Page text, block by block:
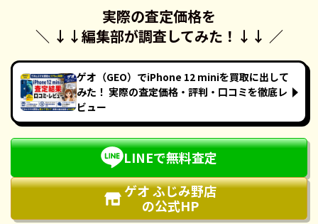
＼ ↓↓
実際の査定価格を
編集部が調査してみた！ ↓↓ ／
ゲオ（GEO）でiPhone 12 miniを買取に出して
みた！ 実際の査定価格・評判・口コミを徹底レ
ビュー
LINEで無料査定
ゲオ ふじみ野店
の公式HP